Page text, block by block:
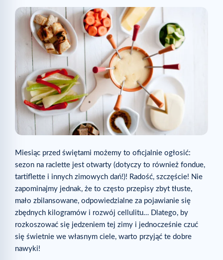
Miesiąc przed świętami możemy to oficjalnie ogłosić:
sezon na raclette jest otwarty (dotyczy to również fondue,
tartiflette i innych zimowych dań!)! Radość, szczęście! Nie
zapominajmy jednak, że to często przepisy zbyt tłuste,
mało zbilansowane, odpowiedzialne za pojawianie się
zbędnych kilogramów i rozwój cellulitu… Dlatego, by
rozkoszować się jedzeniem tej zimy i jednocześnie czuć
się świetnie we własnym ciele, warto przyjąć te dobre
nawyki!